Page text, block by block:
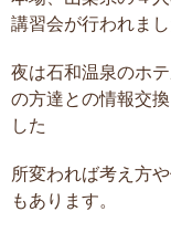
講習会が行われまし
夜は石和温泉のホ
の方達との情報交
した
所変われば考え方
もあります。